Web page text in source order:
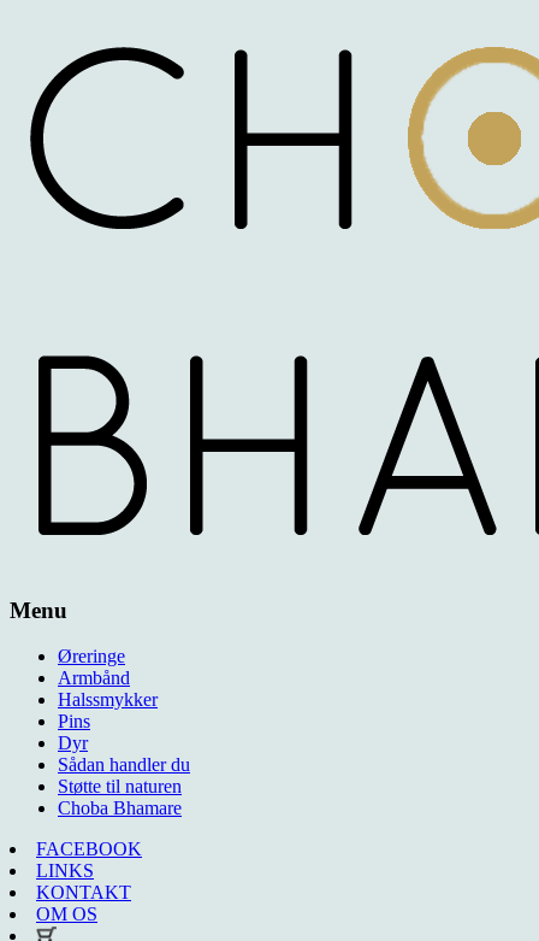
Menu
Øreringe
Armbånd
Halssmykker
Pins
Dyr
Sådan handler du
Støtte til naturen
Choba Bhamare
FACEBOOK
LINKS
KONTAKT
OM OS